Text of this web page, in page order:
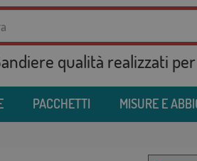
qualità realizzati
PACCHETTI MISURE E